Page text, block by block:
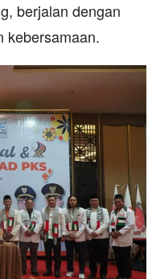
berjalan dengan
kebersamaan.